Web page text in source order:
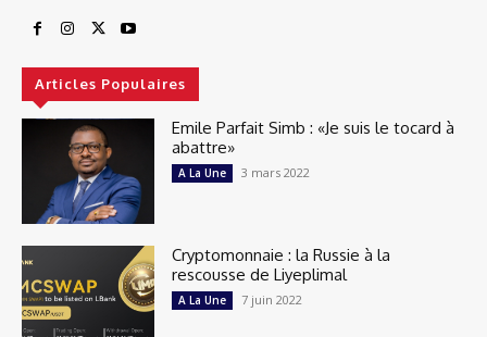
Articles Populaires
Emile Parfait Simb : «Je suis le tocard à
abattre»
A La Une 3 mars 2022
Cryptomonnaie : la Russie à la
rescousse de Liyeplimal
A La Une 7 juin 2022